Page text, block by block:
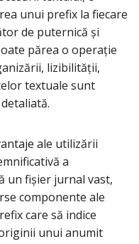
unui prefix la fiecare
de puternică și
părea o operație
lizibilității,
textuale sunt
ale utilizării
a
un fișier jurnal vast,
componente ale
care să indice
unui anumit